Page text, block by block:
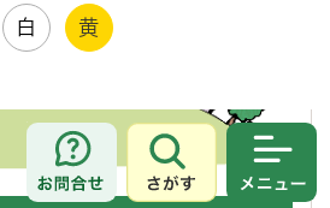
白 黄
お問合せ
さがす